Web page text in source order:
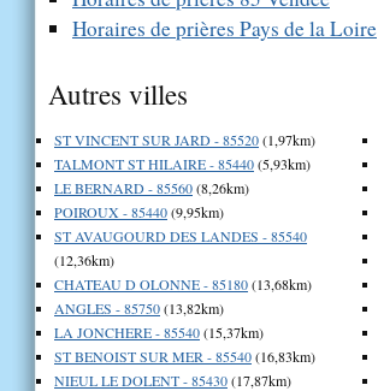
Horaires de prières Pays de la Loire
Autres villes
ST VINCENT SUR JARD - 85520(1,97km)
TALMONT ST HILAIRE - 85440(5,93km)
LE BERNARD - 85560(8,26km)
POIROUX - 85440(9,95km)
ST AVAUGOURD DES LANDES - 85540
(12,36km)
CHATEAU D OLONNE - 85180(13,68km)
ANGLES - 85750(13,82km)
LA JONCHERE - 85540(15,37km)
ST BENOIST SUR MER - 85540(16,83km)
NIEUL LE DOLENT - 85430(17,87km)